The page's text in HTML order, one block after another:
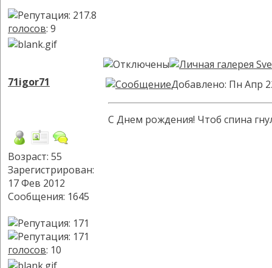
голосов: 9
71igor71
Возраст: 55
Зарегистрирован:
17 Фев 2012
Сообщения: 1645
голосов: 10
Добавлено: Пн Апр
С Днем рождения! Чтоб спина